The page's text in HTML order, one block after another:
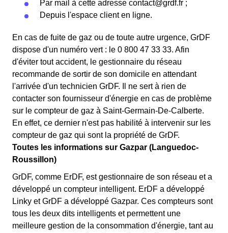
Par mail à cette adresse contact@grdf.fr ;
Depuis l'espace client en ligne.
En cas de fuite de gaz ou de toute autre urgence, GrDF
dispose d'un numéro vert : le 0 800 47 33 33. Afin
d'éviter tout accident, le gestionnaire du réseau
recommande de sortir de son domicile en attendant
l'arrivée d'un technicien GrDF. Il ne sert à rien de
contacter son fournisseur d'énergie en cas de problème
sur le compteur de gaz à Saint-Germain-De-Calberte.
En effet, ce dernier n'est pas habilité à intervenir sur les
compteur de gaz qui sont la propriété de GrDF.
Toutes les informations sur Gazpar (Languedoc-
Roussillon)
GrDF, comme ErDF, est gestionnaire de son réseau et a
développé un compteur intelligent. ErDF a développé
Linky et GrDF a développé Gazpar. Ces compteurs sont
tous les deux dits intelligents et permettent une
meilleure gestion de la consommation d'énergie, tant au